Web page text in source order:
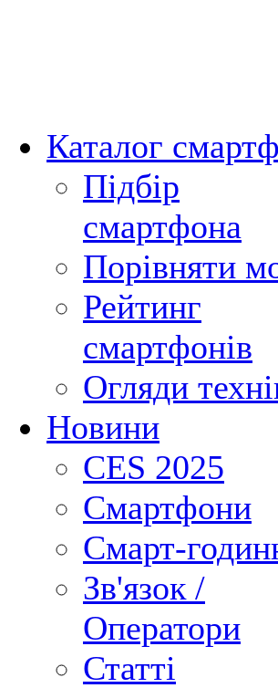
Каталог
Підбір
смартфона
Порівняти
Рейтинг
смартфонів
Огляди
Новини
CES 2025
Смартфони
Смарт-
Зв'язок /
Оператори
Статті